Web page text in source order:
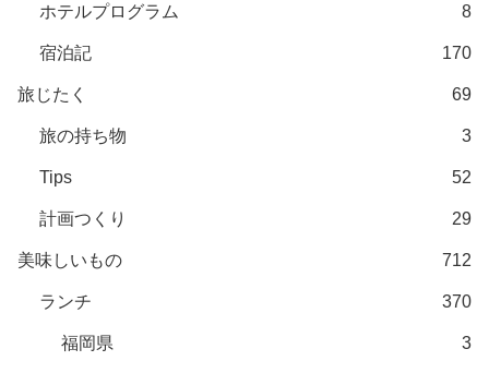
ホテルプログラム 8
宿泊記 170
旅じたく 69
旅の持ち物 3
Tips 52
計画つくり 29
美味しいもの 712
ランチ 370
福岡県 3